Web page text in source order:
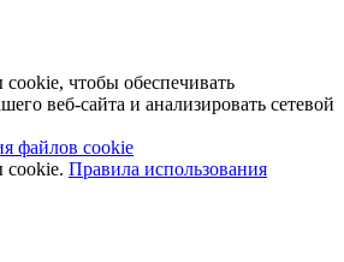
чтобы обеспечивать
веб-сайта и анализировать сетевой
файлов cookie
Правила использования